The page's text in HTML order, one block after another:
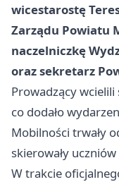
wicestarostę
Zarządu Powiatu
naczelniczkę
oraz sekretarz
Prowadzący
co dodało
Mobilności trwały
skierowały
W trakcie